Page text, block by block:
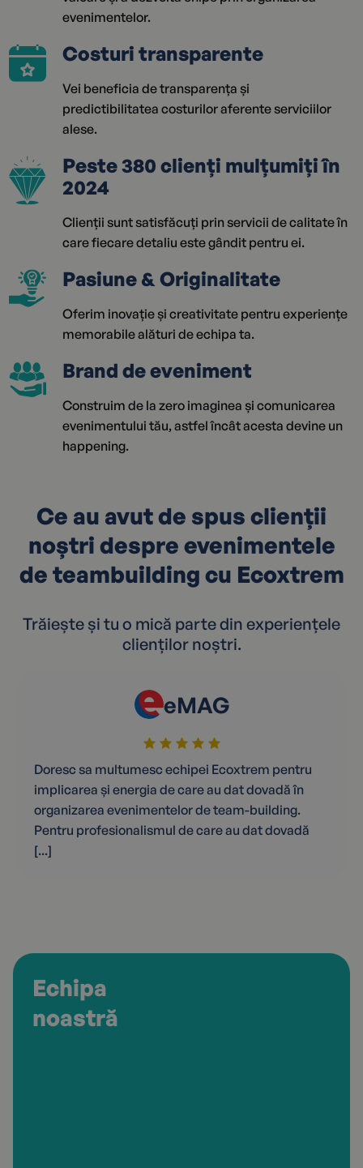
evenimentelor.
Costuri transparente
Vei beneficia de transparența și
predictibilitatea costurilor aferente serviciilor
alese.
Peste 380 clienți mulțumiți în
2024
Clienții sunt satisfăcuți prin servicii de calitate în
care fiecare detaliu este gândit pentru ei.
Pasiune & Originalitate
Oferim inovație și creativitate pentru experiențe
memorabile alături de echipa ta.
Brand de eveniment
Construim de la zero imaginea și comunicarea
evenimentului tău, astfel încât acesta devine un
happening.
Ce au avut de spus clienții
noștri despre evenimentele
de teambuilding cu Ecoxtrem
Trăiește și tu o mică parte din experiențele
clienților noștri.
eMAG
Doresc sa multumesc echipei Ecoxtrem pentru
implicarea și energia de care au dat dovadă în
organizarea evenimentelor de team-building.
Pentru profesionalismul de care au dat dovadă
[...]
Echipa
noastră